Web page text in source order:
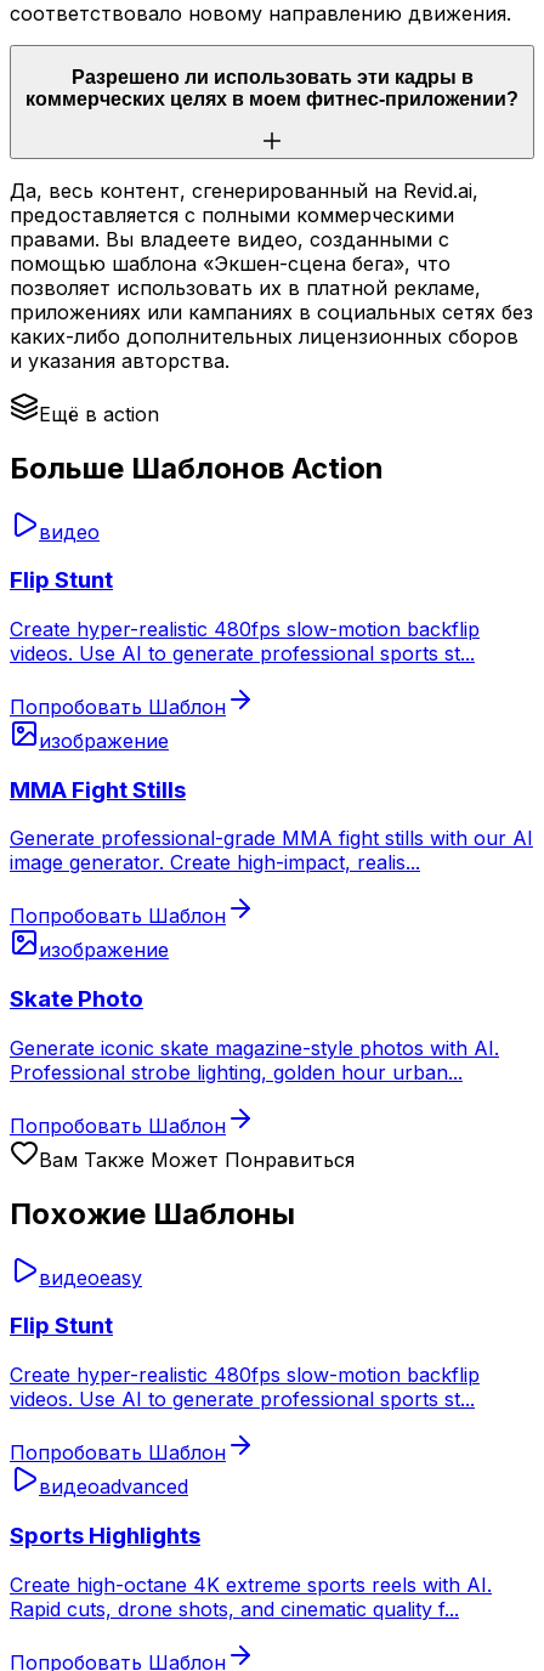
соответствовало новому направлению движения.
Разрешено ли использовать эти кадры в
коммерческих целях в моем фитнес-приложении?
Да, весь контент, сгенерированный на Revid.ai,
предоставляется с полными коммерческими
правами. Вы владеете видео, созданными с
помощью шаблона «Экшен-сцена бега», что
позволяет использовать их в платной рекламе,
приложениях или кампаниях в социальных сетях без
каких-либо дополнительных лицензионных сборов
и указания авторства.
Ещё в action
Больше Шаблонов Action
видео
Flip Stunt
Create hyper-realistic 480fps slow-motion backflip
videos. Use AI to generate professional sports st...
Попробовать Шаблон
изображение
MMA Fight Stills
Generate professional-grade MMA fight stills with our AI
image generator. Create high-impact, realis...
Попробовать Шаблон
изображение
Skate Photo
Generate iconic skate magazine-style photos with AI.
Professional strobe lighting, golden hour urban...
Попробовать Шаблон
Вам Также Может Понравиться
Похожие Шаблоны
видеоeasy
Flip Stunt
Create hyper-realistic 480fps slow-motion backflip
videos. Use AI to generate professional sports st...
Попробовать Шаблон
видеоadvanced
Sports Highlights
Create high-octane 4K extreme sports reels with AI.
Rapid cuts, drone shots, and cinematic quality f...
Попробовать Шаблон